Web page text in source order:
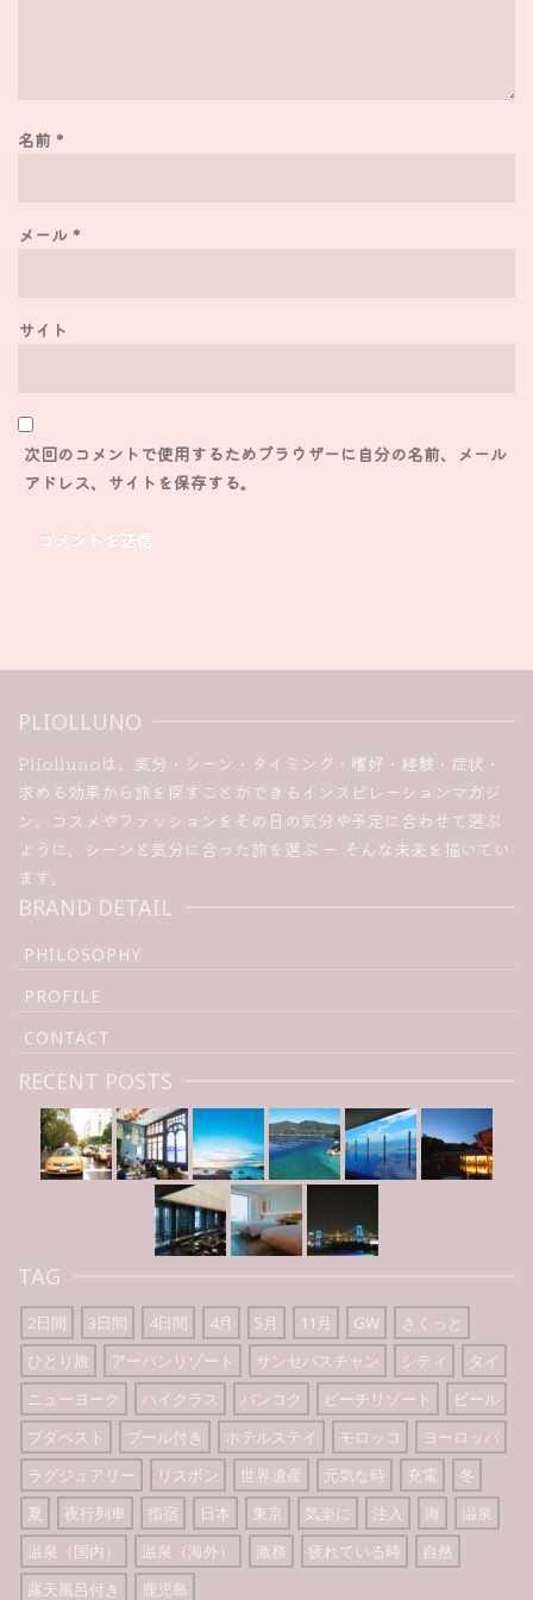
名前 *
メール *
サイト
次回のコメントで使用するためブラウザーに自分の名前、メール
アドレス、サイトを保存する。
PLIOLLUNO
Pliollunoは、気分・シーン・タイミング・嗜好・経験・症状・
求める効果から旅を探すことができるインスピレーションマガジ
ン。コスメやファッションをその日の気分や予定に合わせて選ぶ
ように、シーンと気分に合った旅を選ぶ ー そんな未来を描いてい
ます。
BRAND DETAIL
PHILOSOPHY
PROFILE
CONTACT
RECENT POSTS
TAG
2日間 3日間 4日間 4月 5月 11月 GW
さくっと
ひとり旅
アーバンリゾート サンセバスチャン シティ
タイ
ニューヨーク
ハイクラス バンコク ビーチリゾート
ビール
ブダペスト
プール付き ホテルステイ モロッコ
ヨーロッパ
ラグジュアリー
リスボン 世界遺産 元気な時 充電
冬
夏
夜行列車 指宿 日本 東京 気楽に 注入 海
温泉
温泉（国内）
温泉（海外） 激務 疲れている時
自然
露天風呂付き
鹿児島